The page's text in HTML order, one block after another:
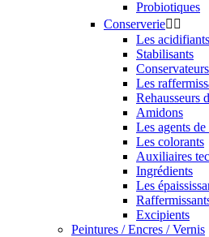
Probiotiques
Conserverie 
Les acidifiants
Stabilisants
Les
Rehausseurs
Amidons
Les agents
Les colorants
Auxiliaires
Ingrédients
Les
Excipients
Peintures / Encres / Vernis